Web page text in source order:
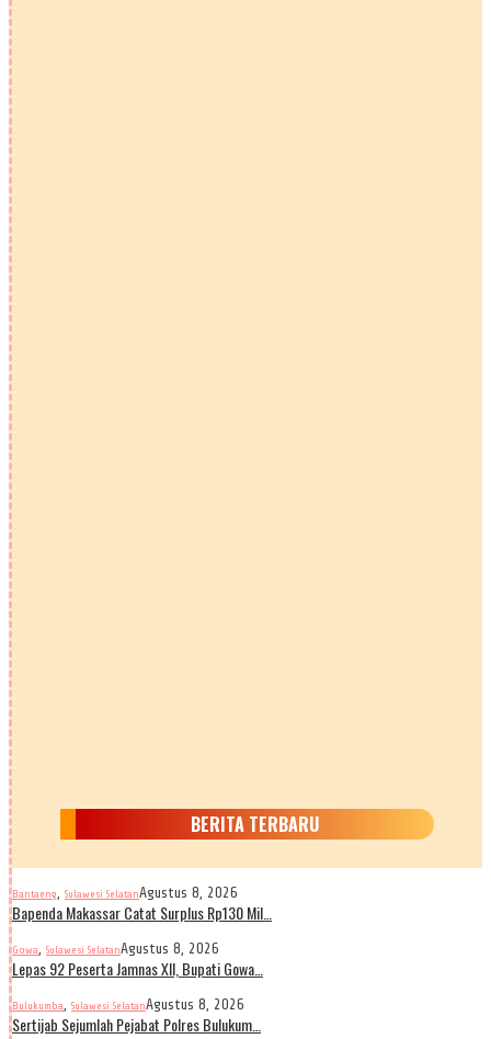
BERITA TERBARU
Bantaeng, Sulawesi SelatanAgustus 8, 2026
Bapenda Makassar Catat Surplus Rp130 Mil…
Gowa, Sulawesi SelatanAgustus 8, 2026
Lepas 92 Peserta Jamnas XII, Bupati Gowa…
Bulukumba, Sulawesi SelatanAgustus 8, 2026
Sertijab Sejumlah Pejabat Polres Bulukum…